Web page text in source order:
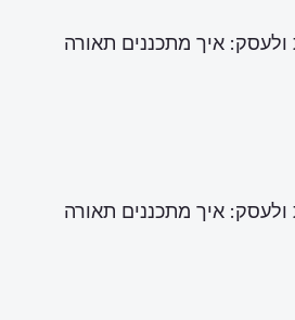
ולעסק: איך מתכננים תאורה
ולעסק: איך מתכננים תאורה